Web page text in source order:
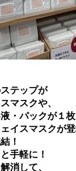
テップが
マスクや、
・パックが１
イスマスクが登
！
手軽に！
消して、